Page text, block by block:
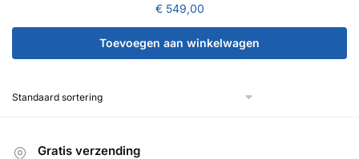
€549,00
Toevoegen aan winkelwagen
Gratis verzending